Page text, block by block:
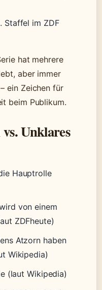
Staffel im ZDF
hat mehrere
aber immer
ein Zeichen für
beim Publikum.
Unklares
Hauptrolle
von einem
ZDFheute)
Atzorn haben
Wikipedia)
(laut Wikipedia)